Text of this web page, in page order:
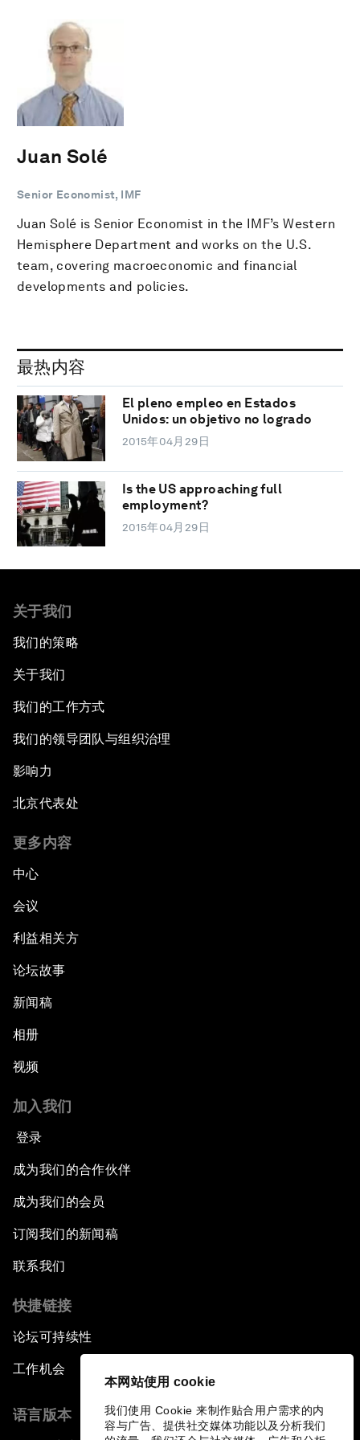
本网站使用 cookie
我们使用 Cookie 来制作贴合用户需求的内
容与广告、提供社交媒体功能以及分析我们
Juan Solé
Senior Economist, IMF
Juan Solé is Senior Economist in the IMF’s Western
Hemisphere Department and works on the U.S.
team, covering macroeconomic and financial
developments and policies.
最热内容
El pleno empleo en Estados
Unidos: un objetivo no logrado
2015年04月29日
Is the US approaching full
employment?
2015年04月29日
关于我们
我们的策略
关于我们
我们的工作方式
我们的领导团队与组织治理
影响力
北京代表处
更多内容
中心
会议
利益相关方
论坛故事
新闻稿
相册
视频
加入我们
登录
成为我们的合作伙伴
成为我们的会员
订阅我们的新闻稿
联系我们
快捷链接
论坛可持续性
工作机会
语言版本